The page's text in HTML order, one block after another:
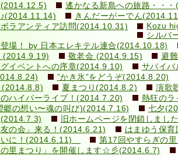
遙かなる新島への旅路・・
きんだーがーでん
ラアンティア訪問(2014.10.31)
Kozu
シルバ
登場！ by 日本エレキテル連合(2014.10.18)
(2014.9.19)
敬老会 (2014.9.15)
避
イベントへの序章(2014.9.10)
サバイ
”かき氷”をどうぞ(2014.8.20)
(2014.8.8)
夏まつり(2014.8.2)
演歌
ハイパーライブ！(2014.7.20)
熱狂の
郷の想い〜魂の叫び)(2014.7.16)
七夕
(2014.7.3)
旧ホームページを閉鎖しまし
友の会」来る！(2014.6.21)
はまゆう保
いに！(2014.6.11)
第17回やすらぎの
里まつり」を開催します☆彡(2014.6.7)